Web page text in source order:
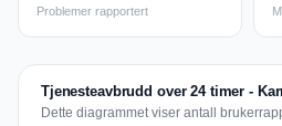
Problemer rapportert
Tjenesteavbrudd over 24 timer -
Dette diagrammet viser antall